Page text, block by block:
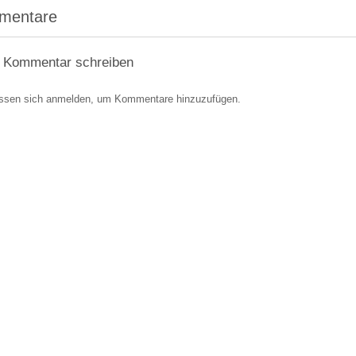
Kommentar schreiben
sich anmelden, um Kommentare hinzuzufügen.